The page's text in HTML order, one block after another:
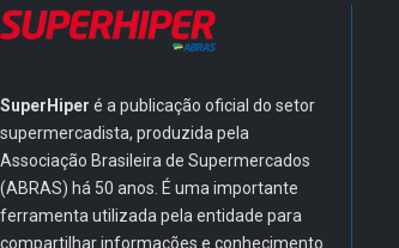
SuperHiper é a publicação oficial do setor
supermercadista, produzida pela
Associação Brasileira de Supermercados
(ABRAS) há 50 anos. É uma importante
ferramenta utilizada pela entidade para
compartilhar informações e conhecimento